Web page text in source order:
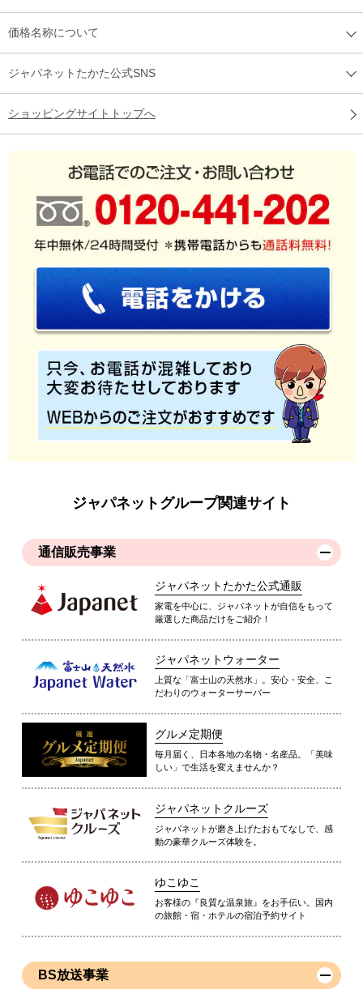
価格名称について
ジャパネットたかた公式SNS
ショッピングサイトトップへ
ジャパネットグループ関連サイト
通信販売事業
ジャパネットたかた公式通販
家電を中心に、ジャパネットが自信をもって
厳選した商品だけをご紹介！
ジャパネットウォーター
上質な「富士山の天然水」。安心・安全、こ
だわりのウォーターサーバー
グルメ定期便
毎月届く、日本各地の名物・名産品。「美味
しい」で生活を変えませんか？
ジャパネットクルーズ
ジャパネットが磨き上げたおもてなしで、感
動の豪華クルーズ体験を。
ゆこゆこ
お客様の『良質な温泉旅』をお手伝い。国内
の旅館・宿・ホテルの宿泊予約サイト
BS放送事業